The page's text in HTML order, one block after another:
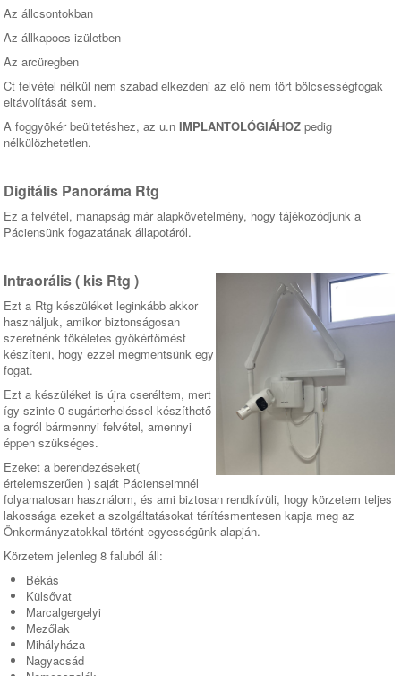
Az állcsontokban
Az állkapocs izületben
Az arcüregben
Ct felvétel nélkül nem szabad elkezdeni az elő nem tört bölcsességfogak
eltávolítását sem.
A foggyökér beültetéshez, az u.n IMPLANTOLÓGIÁHOZ pedig
nélkülözhetetlen.
Digitális Panoráma Rtg
Ez a felvétel, manapság már alapkövetelmény, hogy tájékozódjunk a
Páciensünk fogazatának állapotáról.
Intraorális ( kis Rtg )
Ezt a Rtg készüléket leginkább akkor
használjuk, amikor biztonságosan
szeretnénk tökéletes gyökértömést
készíteni, hogy ezzel megmentsünk egy
fogat.
Ezt a készüléket is újra cseréltem, mert
így szinte 0 sugárterheléssel készíthető
a fogról bármennyi felvétel, amennyi
éppen szükséges.
Ezeket a berendezéseket(
értelemszerűen ) saját Pácienseimnél
folyamatosan használom, és ami biztosan rendkívüli, hogy körzetem teljes
lakossága ezeket a szolgáltatásokat térítésmentesen kapja meg az
Önkormányzatokkal történt egyességünk alapján.
Körzetem jelenleg 8 faluból áll:
Békás
Külsővat
Marcalgergelyi
Mezőlak
Mihályháza
Nagyacsád